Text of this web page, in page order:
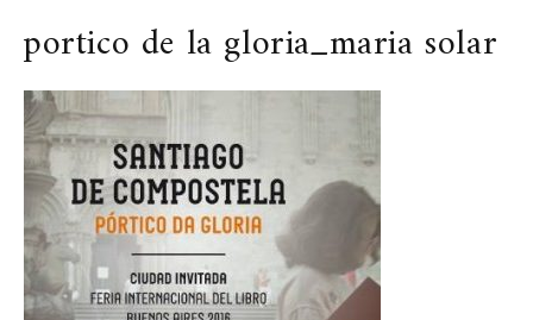
portico de la gloria_maria solar